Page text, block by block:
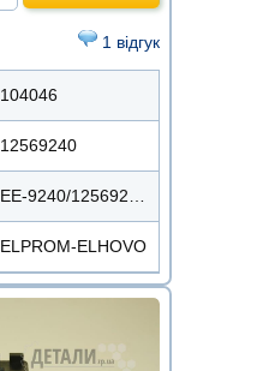
1 відгук
104046
12569240
ELPROM-ELHOVO